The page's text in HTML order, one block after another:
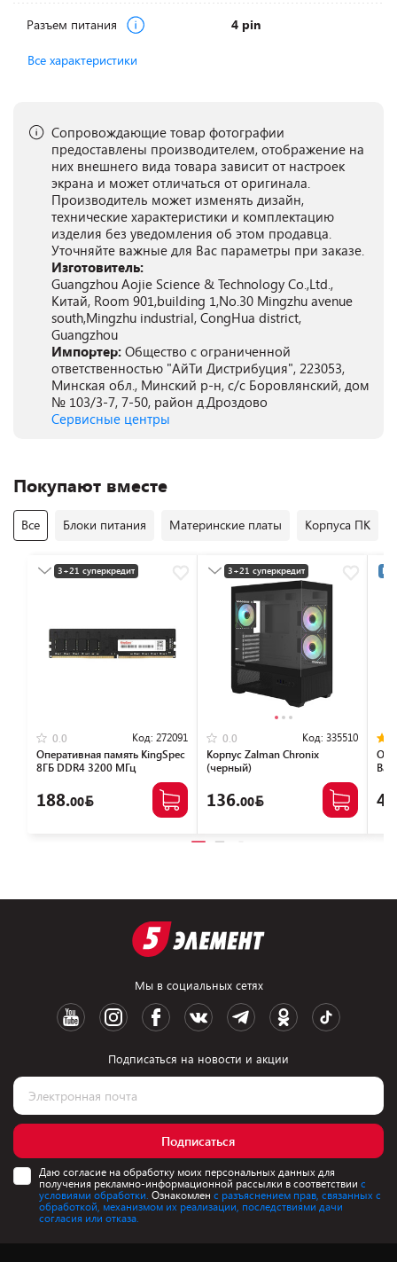
Разъем питания 4 pin
Все характеристики
Сопровождающие товар фотографии
предоставлены производителем, отображение на
них внешнего вида товара зависит от настроек
экрана и может отличаться от оригинала.
Производитель может изменять дизайн,
технические характеристики и комплектацию
изделия без уведомления об этом продавца.
Уточняйте важные для Вас параметры при заказе.
Изготовитель:
Guangzhou Aojie Science & Technology Co.,Ltd.,
Китай, Room 901,building 1,No.30 Mingzhu avenue
south,Mingzhu industrial, CongHua district,
Guangzhou
Импортер: Общество с ограниченной
ответственностью "АйТи Дистрибуция", 223053,
Минская обл., Минский р-н, с/с Боровлянский, дом
№ 103/3-7, 7-50, район д.Дроздово
Сервисные центры
Покупают вместе
Все Блоки питания Материнские платы Корпуса ПК
3+21 суперкредит
0.0 Код: 272091
Оперативная память KingSpec
8ГБ DDR4 3200 МГц
188.00
3+21 суперкредит
Разумная цена
0.0 Код: 335510
Корпус Zalman Chronix
(черный)
136.00
Мы в социальных сетях
Подписаться на новости и акции
Подписаться
Даю согласие на обработку моих персональных данных для
получения рекламно-информационной рассылки в соответствии с
условиями обработки. Ознакомлен с разъяснением прав, связанных с
обработкой, механизмом их реализации, последствиями дачи
согласия или отказа.